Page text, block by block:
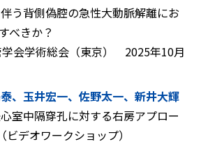
う背側偽腔の急性大動脈解離にお
べきか？
会学術総会（東京） 2025年10月
、玉井宏一、佐野太一、新井大輝
室中隔穿孔に対する右房アプロー
デオワークショップ）